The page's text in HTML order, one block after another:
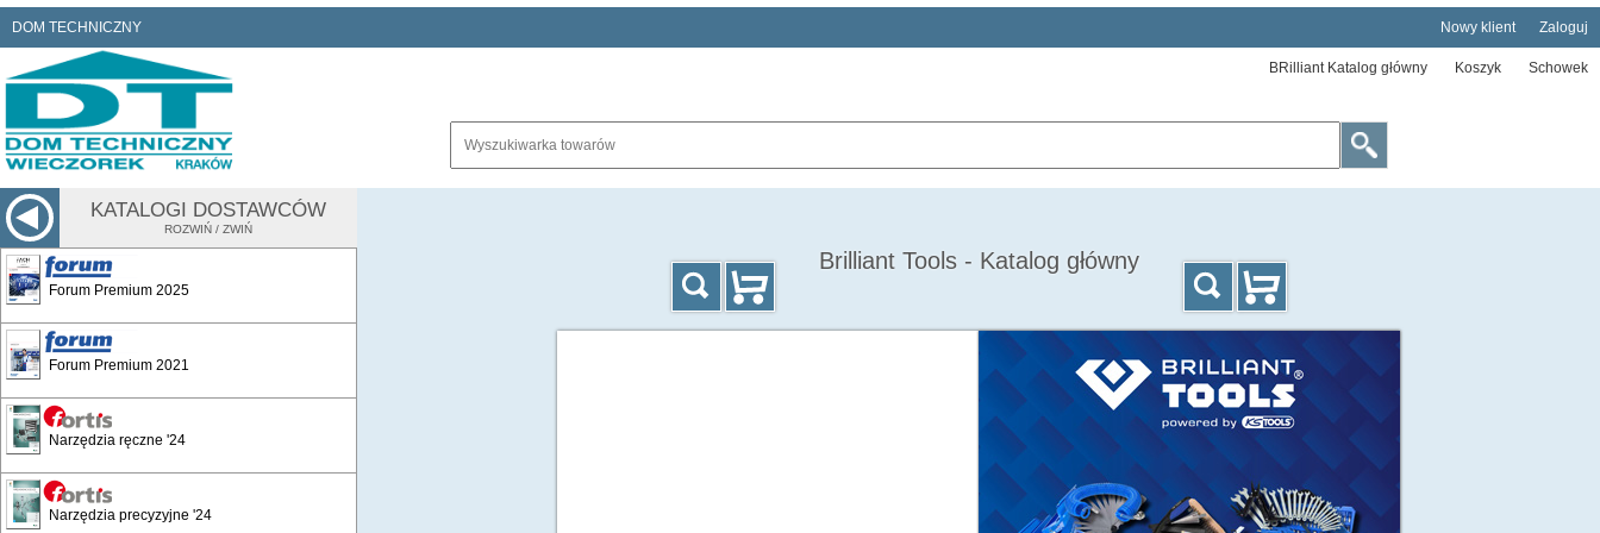
DOM TECHNICZNY Nowy klient Zaloguj
BRilliant Katalog główny Koszyk Schowek
KATALOGI DOSTAWCÓW
ROZWIŃ / ZWIŃ
Forum Premium 2025
Forum Premium 2021
Narzędzia ręczne '24
Narzędzia precyzyjne '24
Brilliant Tools - Katalog główny